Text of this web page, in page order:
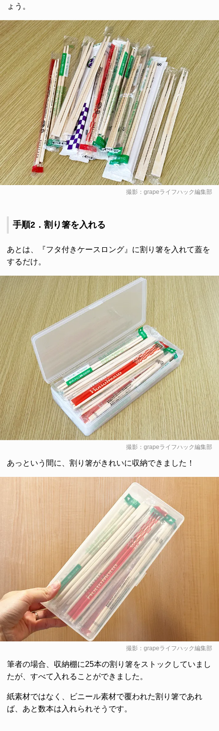
ょう。
撮影：grapeライフハック編集部
手順2．割り箸を入れる
あとは、『フタ付きケースロング』に割り箸を入れて蓋を
するだけ。
撮影：grapeライフハック編集部
あっという間に、割り箸がきれいに収納できました！
撮影：grapeライフハック編集部
筆者の場合、収納棚に25本の割り箸をストックしていまし
たが、すべて入れることができました。
紙素材ではなく、ビニール素材で覆われた割り箸であれ
ば、あと数本は入れられそうです。